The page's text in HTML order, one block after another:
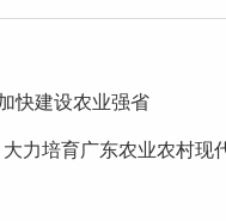
快建设农业强省
力培育广东农业农村现